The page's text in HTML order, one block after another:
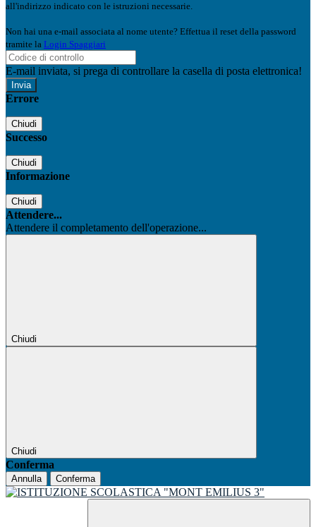
all'indirizzo indicato con le istruzioni necessarie.
Non hai una e-mail associata al nome utente? Effettua il reset della password
tramite la Login Spaggiari
E-mail inviata, si prega di controllare la casella di posta elettronica!
Errore
Chiudi
Successo
Chiudi
Informazione
Chiudi
Attendere...
Attendere il completamento dell'operazione...
Chiudi
Chiudi
Conferma
Annulla Conferma